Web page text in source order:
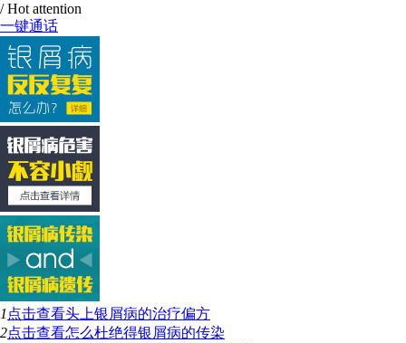
/ Hot attention
一键通话
1 点击查看头上银屑病的治疗偏方
2点击查看怎么杜绝得银屑病的传染